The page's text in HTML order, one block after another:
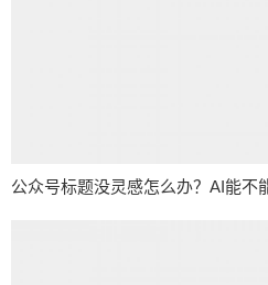
公众号标题没灵感怎么办？AI能不